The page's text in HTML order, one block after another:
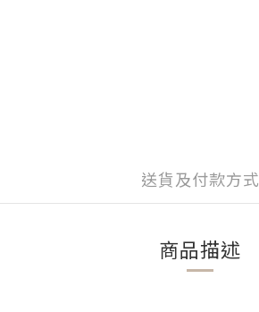
送貨及付款方式
商品描述